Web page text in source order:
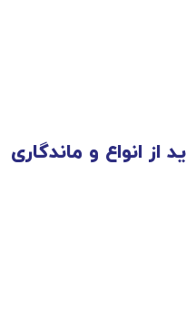
از انواع و ماندگاری